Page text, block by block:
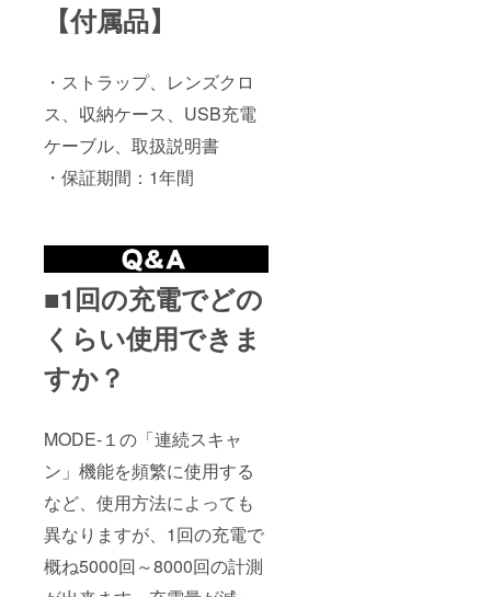
【付属品】
・ストラップ、レンズクロ
ス、収納ケース、USB充電
ケーブル、取扱説明書
・保証期間：1年間
■1回の充電でどの
くらい使用できま
すか？
MODE-１の「連続スキャ
ン」機能を頻繁に使用する
など、使用方法によっても
異なりますが、1回の充電で
概ね5000回～8000回の計測